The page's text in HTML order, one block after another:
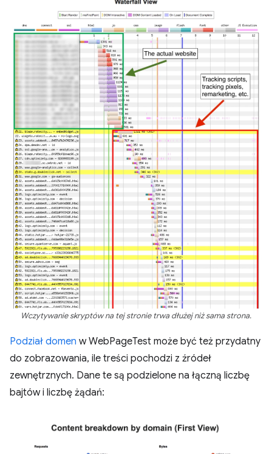
Wczytywanie skryptów na tej stronie trwa dłużej niż sama strona.
Podział domen w WebPageTest może być też przydatny
do zobrazowania, ile treści pochodzi z źródeł
zewnętrznych. Dane te są podzielone na łączną liczbę
bajtów i liczbę żądań: